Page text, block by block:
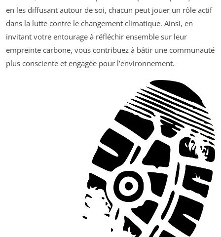
en les diffusant autour de soi, chacun peut jouer un rôle actif
dans la lutte contre le changement climatique. Ainsi, en
invitant votre entourage à réfléchir ensemble sur leur
empreinte carbone, vous contribuez à bâtir une communauté
plus consciente et engagée pour l’environnement.